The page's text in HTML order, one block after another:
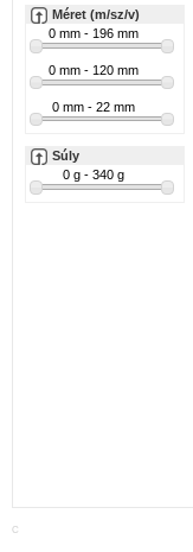
Méret (m/sz/v)
Súly
C